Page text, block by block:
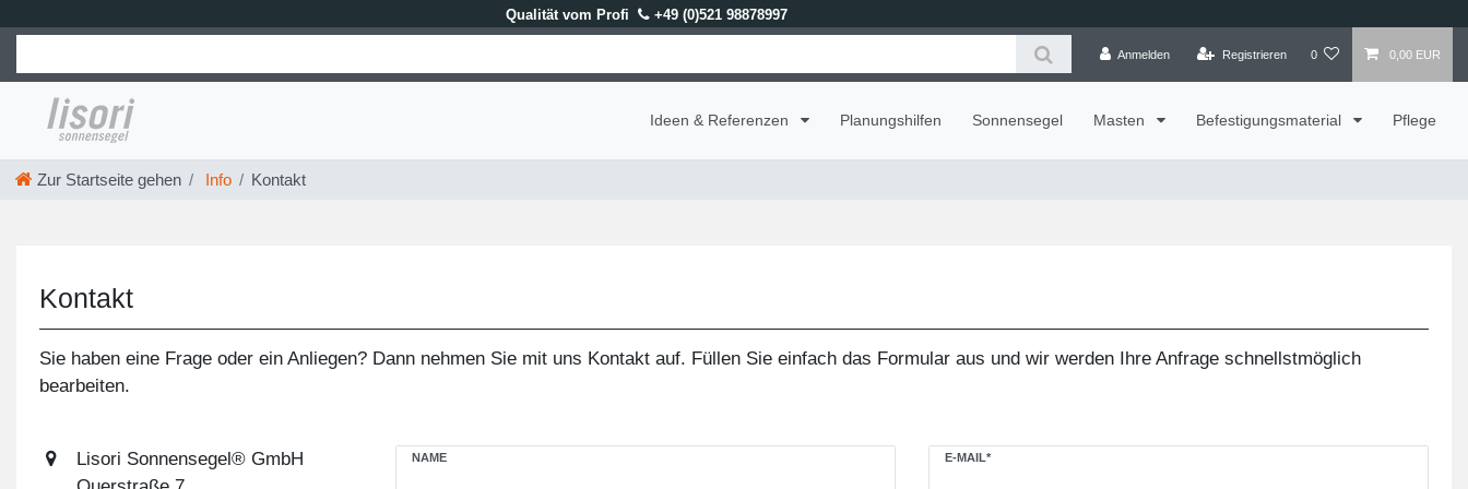
Qualität vom Profi +49 (0)521 98878997
Anmelden Registrieren 0 0,00 EUR
Ideen & Referenzen Planungshilfen Sonnensegel Masten Befestigungsmaterial Pflege
Zur Startseite gehen Info Kontakt
Kontakt
Sie haben eine Frage oder ein Anliegen? Dann nehmen Sie mit uns Kontakt auf. Füllen Sie einfach das Formular aus und wir werden Ihre Anfrage schnellstmöglich
bearbeiten.
Lisori Sonnensegel® GmbH
NAME E-MAIL*
Ceres::Template.mailFormHoneypotLabel